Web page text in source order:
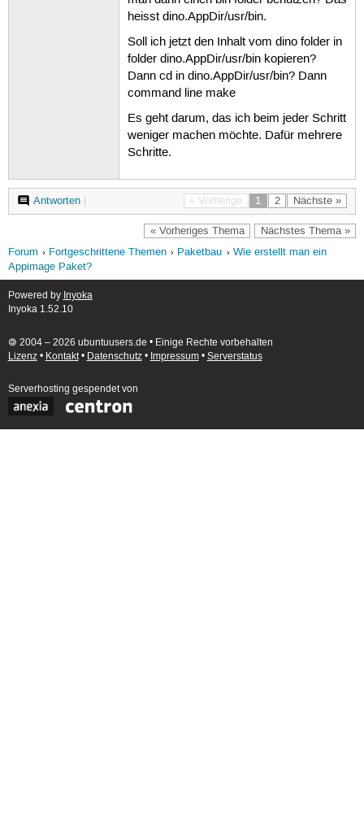
heisst dino.AppDir/usr/bin.
Soll ich jetzt den Inhalt vom dino folder in
folder dino.AppDir/usr/bin kopieren?
Dann cd in dino.AppDir/usr/bin? Dann
command line make
Es geht darum, das ich beim jeder Schritt
weniger machen möchte. Dafür mehrere
Schritte.
« Vorherige 1 2 Nächste »
Antworten|
« Vorheriges Thema Nächstes Thema »
Forum Fortgeschrittene Themen Paketbau
Wie erstellt man ein
Appimage Paket?
Powered by Inyoka
Inyoka 1.52.10
🄯 2004 – 2026 ubuntuusers.de • Einige Rechte vorbehalten
Lizenz• Kontakt• Datenschutz• Impressum• Serverstatus
Serverhosting gespendet von